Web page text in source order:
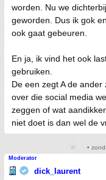
worden. Nu we
geworden. Dus ik gok
ook gaat gebeuren.
En ja, ik vind het ook
gebruiken.
De een zegt A de
over die social media
zeggen of wat
niet doet is dan wel de
•
Moderator
dick_laurent